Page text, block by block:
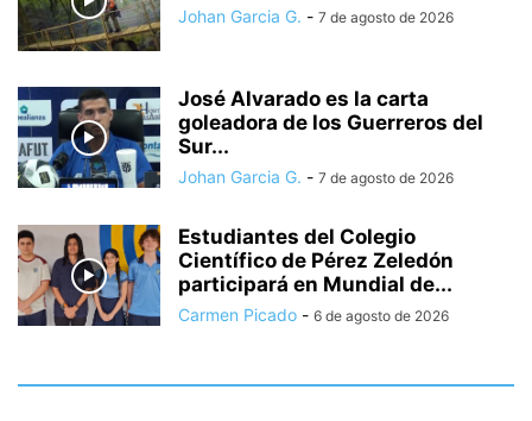
Johan Garcia G. - 7 de agosto de 2026
José Alvarado es la carta
goleadora de los Guerreros del
Sur...
Johan Garcia G. - 7 de agosto de 2026
Estudiantes del Colegio
Científico de Pérez Zeledón
participará en Mundial de...
Carmen Picado - 6 de agosto de 2026